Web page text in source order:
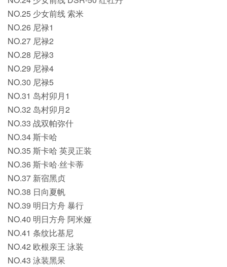
NO.25 少女前线 索米
NO.26 尼禄1
NO.27 尼禄2
NO.28 尼禄3
NO.29 尼禄4
NO.30 尼禄5
NO.31 岛村卯月1
NO.32 岛村卯月2
NO.33 战双帕弥什
NO.34 斯卡哈
NO.35 斯卡哈 英灵正装
NO.36 斯卡哈·丝卡蒂
NO.37 新宿黑贞
NO.38 日向夏帆
NO.39 明日方舟 暴行
NO.40 明日方舟 阿米娅
NO.41 条纹比基尼
NO.42 欧根亲王 泳装
NO.43 泳装黑呆